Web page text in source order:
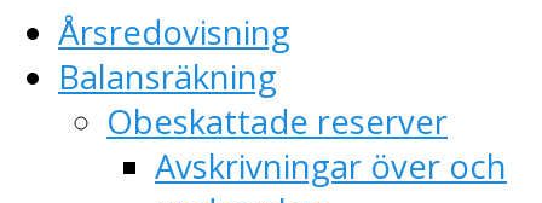
Årsredovisning
Balansräkning
Obeskattade reserver
Avskrivningar över och